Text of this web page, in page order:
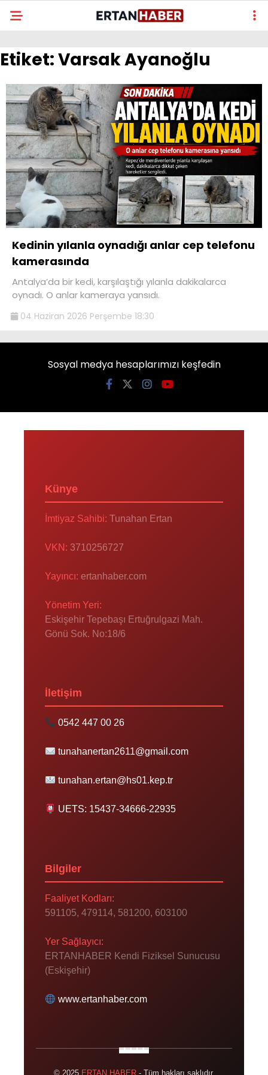
Etiket:Varsak Ayanoğlu
Kedinin yılanla oynadığı anlar cep telefonu
kamerasında
Antalya’da bir kedi, karşılaştığı yılanla dakikalarca
oynadı. O anlar kameraya yansıdı.
04 Haziran 2026 Perşembe 18:30
Sosyal medya hesaplarımızı keşfedin
Künye
İmtiyaz Sahibi: Tunahan Ertan
VKN: 3710256727
Yayıncı: ertanhaber.com
Yönetim Yeri:
Eskişehir Tepebaşı Ertuğrulgazi Mah.
Gönü Sok. No:18/6
İletişim
0542 447 00 26
tunahanertan2611@gmail.com
tunahan.ertan@hs01.kep.tr
UETS: 15437-34666-22935
Bilgiler
Faaliyet Kodları:
591105, 479114, 581200, 603100
Yer Sağlayıcı:
ERTANHABER Kendi Fiziksel Sunucusu
(Eskişehir)
www.ertanhaber.com
© 2025 ERTAN HABER- Tüm hakları saklıdır.